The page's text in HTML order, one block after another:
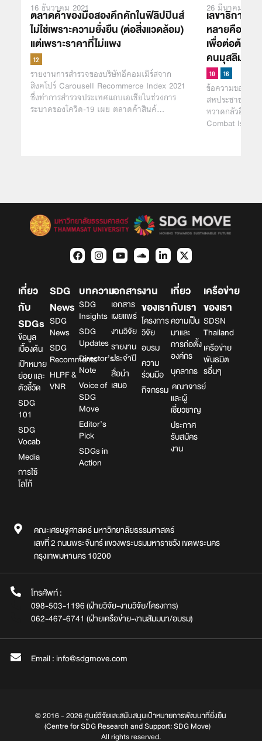
16 ธันวาคม 2021
ตลาดค้าของมือสองคึกคักในฟิลิปปินส์
ไม่ใช่เพราะความยั่งยืน (ต่อสิ่งแวดล้อม)
แต่เพราะราคาที่ไม่แพง
รายงานการสำรวจของบริษัทอีคอมเมิร์สจาก
สิงคโปร์ Carousell Recommerce Index 2021
ซึ่งทำการสำรวจประเทศแถบเอเชียในช่วงการ
ระบาดของโควิด-19 เผย ตลาดค้าสินค้…
26 มีนาคม 2021
เลขาธิการ
หลายคือควา
เพื่อต่อต้านก
คนมุสลิม
ข้อความของ Ant
สหประชาชาติ
หวาดกลัวอิสลา
Combat
เกี่ยว
กับ
SDGs
ข้อมูล
เบื้องต้น
เป้าหมาย
ย่อย และ
ตัวชี้วัด
SDG
101
SDG
Vocab
Media
การใช้
โลโก้
SDG
News
SDG
News
SDG
Recomments
HLPF &
VNR
บทความ
SDG
Insights
SDG
Updates
Director’s
Note
Voice of
SDG
Move
Editor’s
Pick
SDGs in
Action
เอกสาร
เอกสาร
เผยแพร่
งานวิจัย
รายงาน
ประจำปี
สื่อนำ
เสนอ
งาน
ของเรา
โครงการ
วิจัย
อบรม
ความ
ร่วมมือ
กิจกรรม
เกี่ยว
กับเรา
ความเป็น
มาและ
การก่อตั้ง
องค์กร
บุคลากร
คณาจารย์
และผู้
เชี่ยวชาญ
ประกาศ
รับสมัคร
งาน
เครือข่าย
ของเรา
SDSN
Thailand
เครือข่าย
พันธมิต
รอื่นๆ
คณะเศรษฐศาสตร์ มหาวิทยาลัยธรรมศาสตร์
เลขที่ 2 ถนนพระจันทร์ แขวงพระบรมมหาราชวัง เขตพระนคร
กรุงเทพมหานคร 10200
โทรศัพท์ :
098-503-1196 (ฝ่ายวิจัย-งานวิจัย/โครงการ)
062-467-6741 (ฝ่ายเครือข่าย-งานสัมมนา/อบรม)
Email : info@sdgmove.com
© 2016 - 2026 ศูนย์วิจัยและสนับสนุนเป้าหมายการพัฒนาที่ยั่งยืน
(Centre for SDG Research and Support: SDG Move)
All rights reserved.